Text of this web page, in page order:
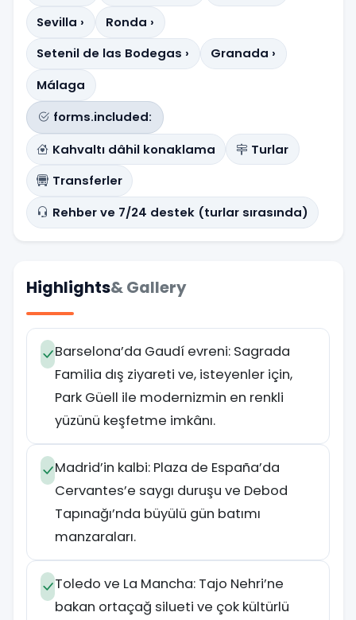
Sevilla ›
Ronda ›
Setenil de las Bodegas ›
Granada ›
Málaga
forms.included:
Kahvaltı dâhil konaklama
Turlar
Transferler
Rehber ve 7/24 destek (turlar sırasında)
Highlights& Gallery
Barselona’da Gaudí evreni: Sagrada
Familia dış ziyareti ve, isteyenler için,
Park Güell ile modernizmin en renkli
yüzünü keşfetme imkânı.
Madrid’in kalbi: Plaza de España’da
Cervantes’e saygı duruşu ve Debod
Tapınağı’nda büyülü gün batımı
manzaraları.
Toledo ve La Mancha: Tajo Nehri’ne
bakan ortaçağ silueti ve çok kültürlü